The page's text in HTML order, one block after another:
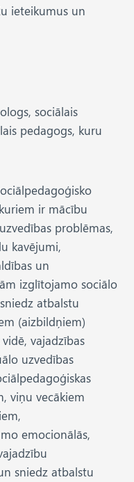
ieteikumus un
sociālais
pedagogs, kuru
ir mācību
problēmas,
kavējumi,
un
izglītojamo sociālo
atbalstu
(aizbildņiem)
vajadzības
uzvedības
viņu vecākiem
emocionālās,
sniedz atbalstu